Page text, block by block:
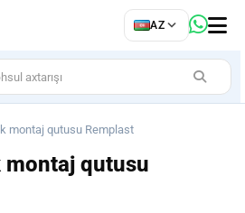
AZ
montaj qutusu Remplast
montaj qutusu